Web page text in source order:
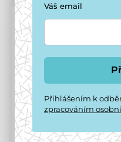
Henry Wag cestovní
dvojmiska Snaffle
Váš email
Přihlášením k
zpracováním